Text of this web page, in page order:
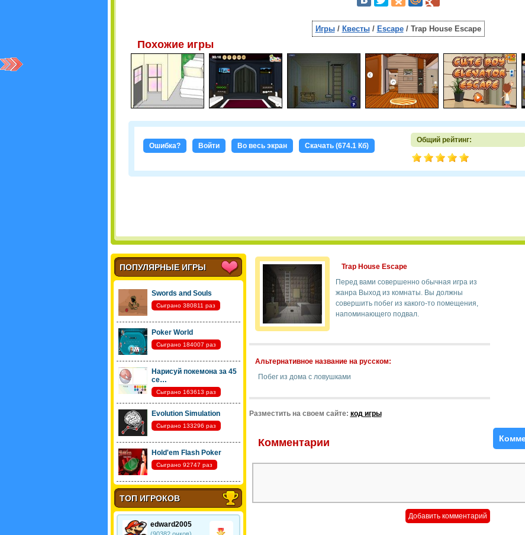
Игры/ Квесты/ Escape/ Trap House Escape
Похожие игры
Ошибка? Войти Во весь экран Скачать (674.1 Кб)
Общий рейтинг:
ПОПУЛЯРНЫЕ ИГРЫ
Swords and Souls
Сыграно 380811 раз
Poker World
Сыграно 184007 раз
Нарисуй покемона за 45
се…
Сыграно 163613 раз
Evolution Simulation
Сыграно 133296 раз
Hold'em Flash Poker
Сыграно 92747 раз
ТОП ИГРОКОВ
edward2005
Trap House Escape
Перед вами совершенно обычная игра из
жанра Выход из комнаты. Вы должны
совершить побег из какого-то помещения,
напоминающего подвал.
Альтернативное название на русском:
Побег из дома с ловушками
Разместить на своем сайте: код игры
Комментарии